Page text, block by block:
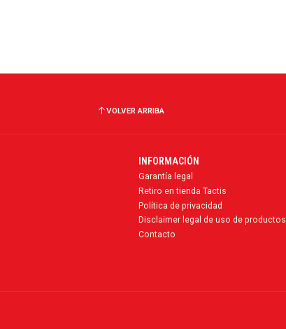
VOLVER ARRIBA
INFORMACIÓN
Garantía legal
Retiro en tienda Tactis
Política de privacidad
Disclaimer legal de uso de productos
Contacto